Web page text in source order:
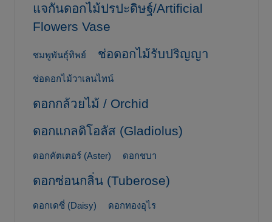
แจกันดอกไม้ปรปะดิษฐ์/Artificial
Flowers Vase
ชมพูพันธุ์ทิพย์ ช่อดอกไม้รับปริญญา
ช่อดอกไม้วาเลนไทน์
ดอกกล้วยไม้ / Orchid
ดอกแกลดิโอลัส (Gladiolus)
ดอกคัตเตอร์ (Aster) ดอกชบา
ดอกซ่อนกลิ่น (Tuberose)
ดอกเดซี่ (Daisy) ดอกทองอุไร